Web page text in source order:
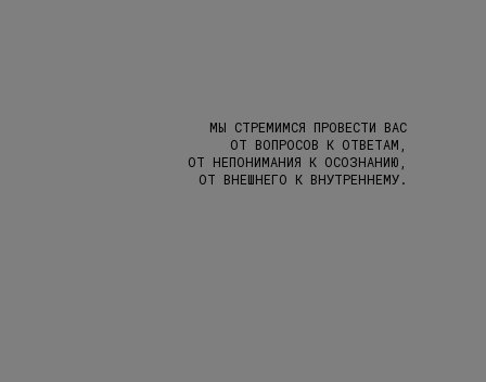
МЫ СТРЕМИМСЯ ПРОВЕСТИ ВАС
ОТ ВОПРОСОВ К ОТВЕТАМ,
ОТ НЕПОНИМАНИЯ К ОСОЗНАНИЮ,
ОТ ВНЕШНЕГО К ВНУТРЕННЕМУ.